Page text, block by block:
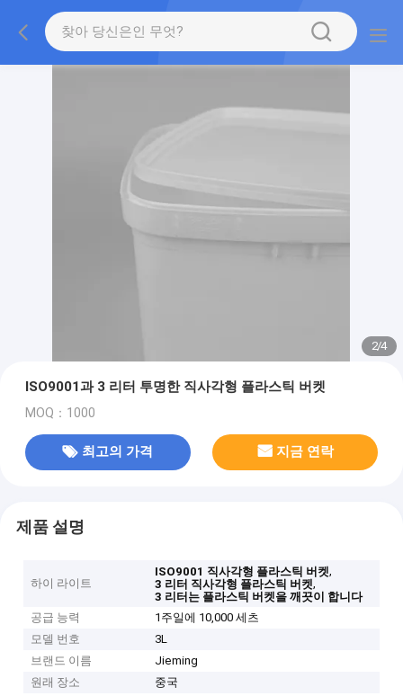
2/4
ISO9001과 3 리터 투명한 직사각형 플라스틱 버켓
MOQ：1000
최고의 가격 지금 연락
제품 설명
하이 라이트
ISO9001 직사각형 플라스틱 버켓,
3 리터 직사각형 플라스틱 버켓,
3 리터는 플라스틱 버켓을 깨끗이 합니다
공급 능력
1주일에 10,000 세츠
모델 번호
3L
브랜드 이름
Jieming
원래 장소
중국